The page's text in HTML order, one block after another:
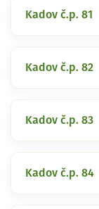
Kadov č.p. 81
Kadov č.p. 82
Kadov č.p. 83
Kadov č.p. 84